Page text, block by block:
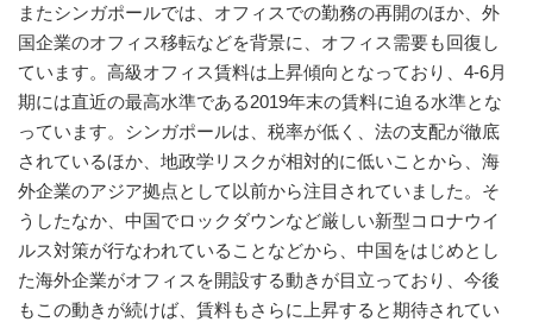
またシンガポールでは、オフィスでの勤務の再開のほか、外
国企業のオフィス移転などを背景に、オフィス需要も回復し
ています。高級オフィス賃料は上昇傾向となっており、4-6月
期には直近の最高水準である2019年末の賃料に迫る水準とな
っています。シンガポールは、税率が低く、法の支配が徹底
されているほか、地政学リスクが相対的に低いことから、海
外企業のアジア拠点として以前から注目されていました。そ
うしたなか、中国でロックダウンなど厳しい新型コロナウイ
ルス対策が行なわれていることなどから、中国をはじめとし
た海外企業がオフィスを開設する動きが目立っており、今後
もこの動きが続けば、賃料もさらに上昇すると期待されてい